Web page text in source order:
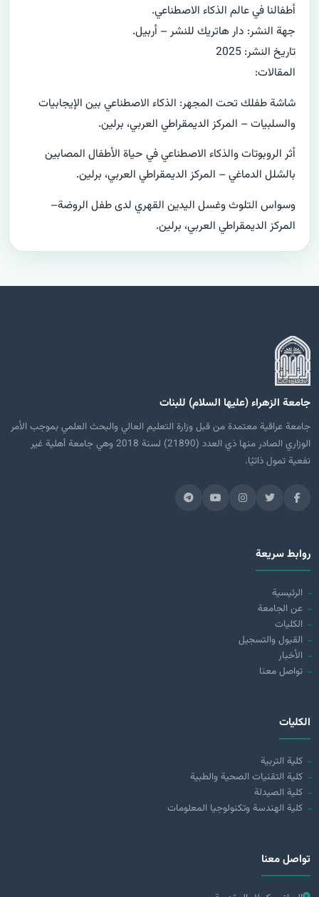
أطفالنا في عالم الذكاء الاصطناعي.
جهة النشر: دار هاتريك للنشر – أربيل.
تاريخ النشر: 2025
المقالات:
شاشة طفلك تحت المجهر: الذكاء الاصطناعي بين الإيجابيات
والسلبيات – المركز الديمقراطي العربي، برلين.
أثر الروبوتات والذكاء الاصطناعي في حياة الأطفال المصابين
بالشلل الدماغي – المركز الديمقراطي العربي، برلين.
وسواس التلوث وغسل اليدين القهري لدى طفل الروضة–
المركز الديمقراطي العربي، برلين.
جامعة الزهراء (عليها السلام) للبنات
جامعة عراقية معتمدة من قبل وزارة التعليم العالي والبحث العلمي بموجب الأمر
الوزاري الصادر منها ذي العدد (21890) لسنة 2018 وهي جامعة أهلية غير
نفعية تمول ذاتيًا.
روابط سريعة
الرئيسية
عن الجامعة
الكليات
القبول والتسجيل
الأخبار
تواصل معنا
الكليات
كلية التربية
كلية التقنيات الصحية والطبية
كلية الصيدلة
كلية الهندسة وتكنولوجيا المعلومات
تواصل معنا